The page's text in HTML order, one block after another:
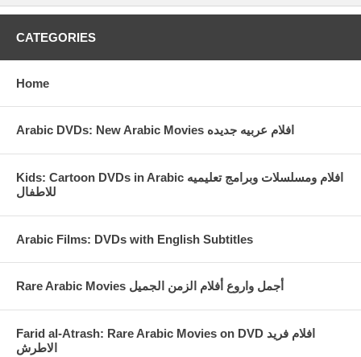
CATEGORIES
Home
Arabic DVDs: New Arabic Movies افلام عربيه جديده
Kids: Cartoon DVDs in Arabic افلام ومسلسلات وبرامج تعليميه
للاطفال
Arabic Films: DVDs with English Subtitles
Rare Arabic Movies أجمل واروع أفلام الزمن الجميل
Farid al-Atrash: Rare Arabic Movies on DVD افلام فريد
الاطرش